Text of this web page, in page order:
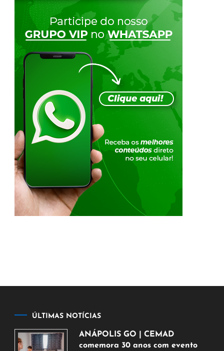
ÚLTIMAS NOTÍCIAS
ANÁPOLIS GO | CEMAD
comemora 30 anos com evento